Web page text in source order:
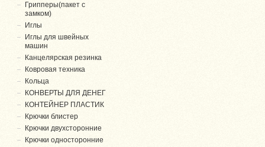
Грипперы(пакет с
замком)
Иглы
Иглы для швейных
машин
Канцелярская резинка
Ковровая техника
Кольца
КОНВЕРТЫ ДЛЯ ДЕНЕГ
КОНТЕЙНЕР ПЛАСТИК
Крючки блистер
Крючки двухсторонние
Крючки односторонние